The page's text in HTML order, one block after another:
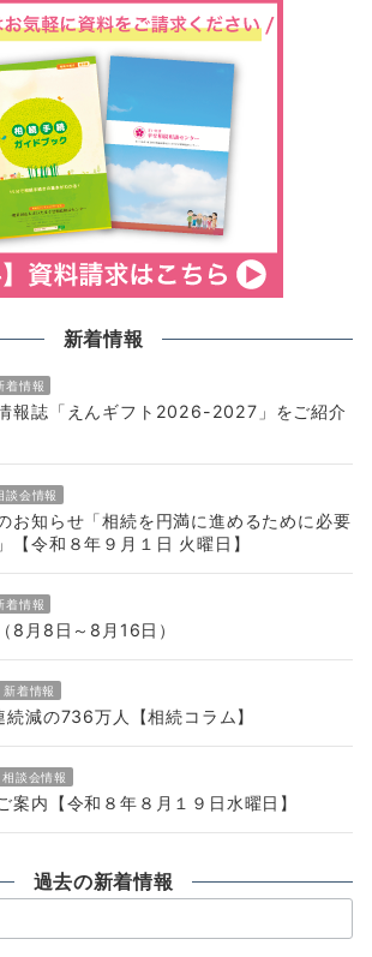
新着情報
着情報
報誌「えんギフト2026-2027」をご紹介
談会情報
お知らせ「相続を円満に進めるために必要
【令和８年９月１日 火曜日】
着情報
8月8日～8月16日）
新着情報
減の736万人【相続コラム】
相談会情報
案内【令和８年８月１９日水曜日】
過去の新着情報